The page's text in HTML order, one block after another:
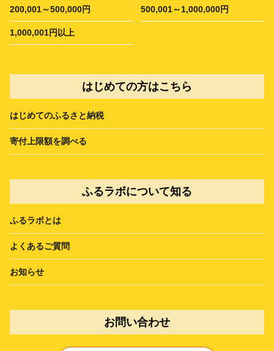
200,001～500,000円 500,001～1,000,000円
1,000,001円以上
はじめての方はこちら
はじめてのふるさと納税
寄付上限額を調べる
ふるラボについて知る
ふるラボとは
よくあるご質問
お知らせ
お問い合わせ